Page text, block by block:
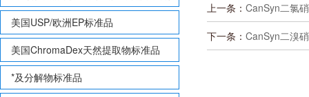
磺胺等
美国USP/欧洲EP标准品
美国ChromaDex天然提取物标准品
*及分解物标准品
上一条： CanSyn二氯
下一条： CanSyn二溴